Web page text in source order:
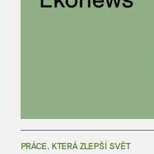
PRÁCE, KTERÁ ZLEPŠÍ SVĚT